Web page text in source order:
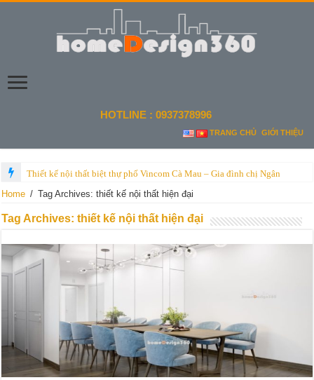
HOTLINE : 0937378996
TRANG CHỦ GIỚI THIỆU
Thiết kế nội thất biệt thự phố Vincom Cà Mau – Gia đình chị Ngân
Home / Tag Archives: thiết kế nội thất hiện đại
Tag Archives:thiết kế nội thất hiện đại